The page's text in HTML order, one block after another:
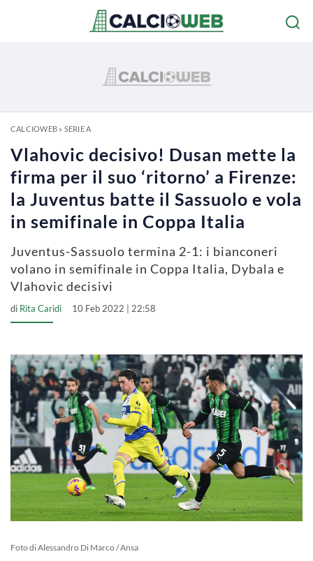
CALCIOWEB» SERIE A
Vlahovic decisivo! Dusan mette la
firma per il suo ‘ritorno’ a Firenze:
la Juventus batte il Sassuolo e vola
in semifinale in Coppa Italia
Juventus-Sassuolo termina 2-1: i bianconeri
volano in semifinale in Coppa Italia, Dybala e
Vlahovic decisivi
di Rita Caridi 10 Feb 2022 | 22:58
Foto di Alessandro Di Marco / Ansa